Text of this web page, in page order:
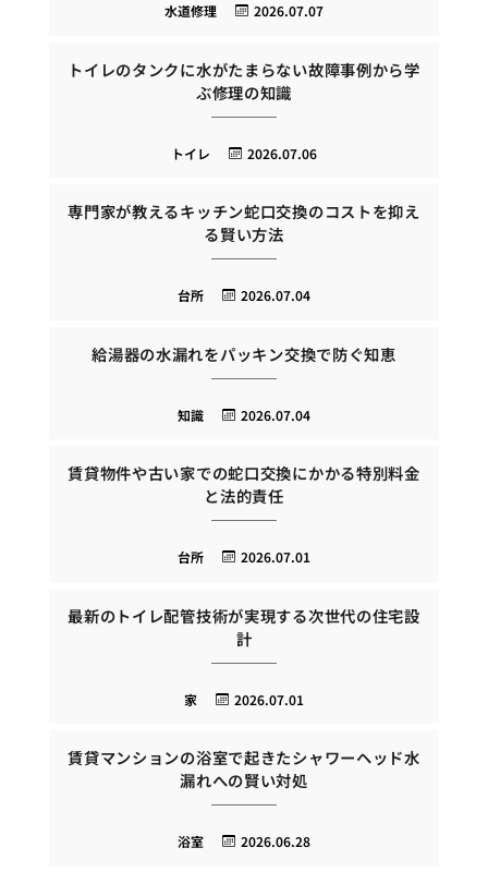
2026.07.07
水道修理
トイレのタンクに水がたまらない故障事例から学
ぶ修理の知識
2026.07.06
トイレ
専門家が教えるキッチン蛇口交換のコストを抑え
る賢い方法
2026.07.04
台所
給湯器の水漏れをパッキン交換で防ぐ知恵
2026.07.04
知識
賃貸物件や古い家での蛇口交換にかかる特別料金
と法的責任
2026.07.01
台所
最新のトイレ配管技術が実現する次世代の住宅設
計
2026.07.01
家
賃貸マンションの浴室で起きたシャワーヘッド水
漏れへの賢い対処
2026.06.28
浴室